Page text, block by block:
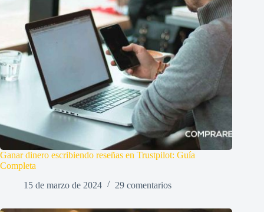
Ganar dinero escribiendo reseñas en Trustpilot: Guía
Completa
15 de marzo de 2024
29 comentarios